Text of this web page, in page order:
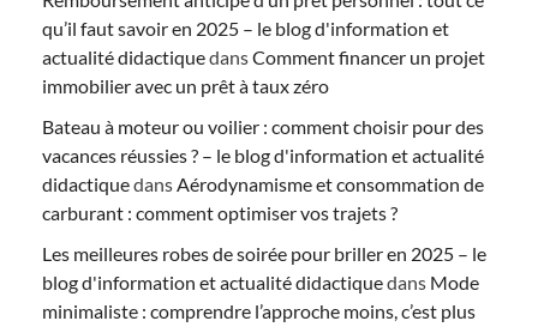
qu’il faut savoir en 2025 – le blog d'information et
actualité didactiquedansComment financer un projet
immobilier avec un prêt à taux zéro
Bateau à moteur ou voilier : comment choisir pour des
vacances réussies ? – le blog d'information et actualité
didactiquedans Aérodynamisme et consommation de
carburant : comment optimiser vos trajets ?
Les meilleures robes de soirée pour briller en 2025 – le
blog d'information et actualité didactiquedans Mode
minimaliste : comprendre l’approche moins, c’est plus